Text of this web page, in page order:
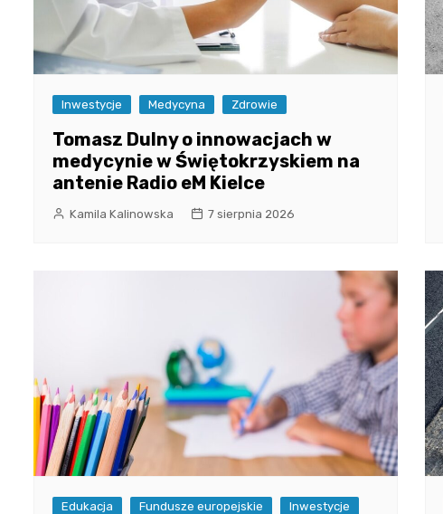
Inwestycje Medycyna Zdrowie
Tomasz Dulny o innowacjach w
medycynie w Świętokrzyskiem na
antenie Radio eM Kielce
Kamila Kalinowska 7 sierpnia 2026
Edukacja Fundusze europejskie Inwestycje